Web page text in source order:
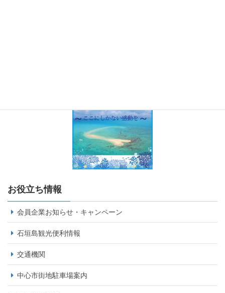
お役立ち情報
会員企業お知らせ・キャンペーン
石垣島観光便利情報
交通機関
中心市街地駐車場案内